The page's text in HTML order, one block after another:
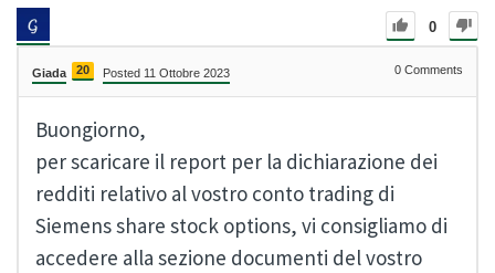
0
Giada 20 Posted 11 Ottobre 2023 0 Comments
Buongiorno,
per scaricare il report per la dichiarazione dei
redditi relativo al vostro conto trading di
Siemens share stock options, vi consigliamo di
accedere alla sezione documenti del vostro